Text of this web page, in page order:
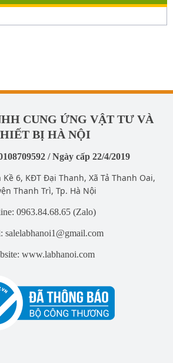
CUNG ỨNG VẬT TƯ VÀ
BỊ HÀ NỘI
/ Ngày cấp 22/4/2019
Kề 6, KĐT Đại Thanh, Xã Tả Thanh Oai,
Thanh Trì, Tp. Hà Nội
0963.84.68.65 (Zalo)
salelabhanoi1@gmail.com
www.labhanoi.com